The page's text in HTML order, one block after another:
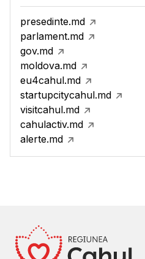
presedinte.md
parlament.md
gov.md
moldova.md
eu4cahul.md
startupcitycahul.md
visitcahul.md
cahulactiv.md
alerte.md